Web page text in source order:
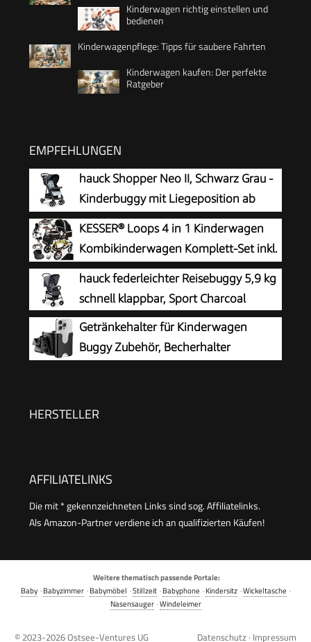
Kinderwagen richtig einstellen und
bedienen
Kinderwagenpflege: Tipps für saubere Fahrten
Kinderwagen kaufen: Der perfekte
Ratgeber
EMPFEHLUNGEN
hauck Shopper Neo II, Schwarz Grau -
Kinderbuggy mit Liegeposition ab
Geburt bis 22 kg, 2x Tablett mit
Getränkehalter, Einhändig Klein
Zusammenklappbar, Tasche im Verdeck, XL Korb
KESSER® Loops 4 in 1 Kinderwagen
Kombikinderwagen Komplett-Set inkl.
Babywanne & Buggy Sportsitz & Auto-
Babyschale Voll-Gummireifen Wickeltasche
Regenschutz Kindertisch ECE R129,
Schwarz/Champagne
hauck federleichter Reisebuggy 5,9 kg
schnell klappbar, Sport Charcoal
Getränkehalter für Kinderwagen
Buggy Zubehör, Becherhalter
HERSTELLER
AFFILIATELINKS
Die mit * gekennzeichneten Links sind sog. Affiliatelinks.
Als Amazon-Partner verdiene ich an qualifizierten Käufen!
Weitere thematisch passende Portale:
Baby·Babyzimmer·Babymöbel ·Stillzeit·Babyphone ·Kindersitz·Wickeltasche ·
Nasensauger·Windeleimer
© 2023-2026Ostsee-Ventures UG Datenschutz · Impressum